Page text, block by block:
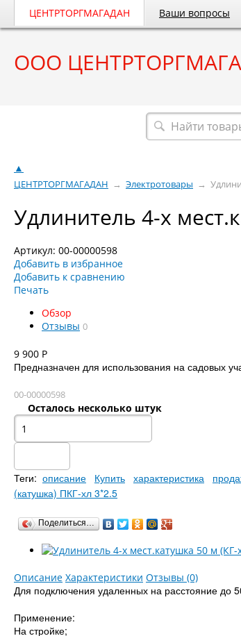
ЦЕНТРТОРГМАГАДАН Ваши вопросы
ООО
▲
ЦЕНТРТОРГМАГАДАН → Электротовары →
Удлинитель 4-х
Артикул: 00-00000598
Добавить в избранное
Добавить к сравнению
Печать
Обзор
Отзывы 0
9 900 Р
Предназначен для использования на садовых
00-00000598
Осталось несколько штук
Теги: описание Купить характеристика
(катушка) ПКГ-хл 3*2.5
Поделиться…
Описание Характеристики Отзывы (0)
Для подключения удаленных на расстояние до
Применение:
На стройке;